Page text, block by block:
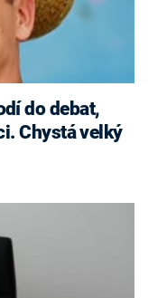
do debat,
Chystá velký